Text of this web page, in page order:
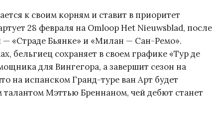
к своим корням и ставит в приоритет
28 февраля на Omloop Het Nieuwsblad, после
— «Страде Бьянке» и «Милан — Сан-Ремо».
бельгиец сохраняет в своем графике «Тур де
для Вингегора, а завершит сезон на
на испанском Гранд-туре ван Арт будет
талантом Мэттью Бреннаном, чей дебют станет